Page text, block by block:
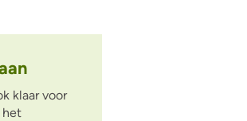
klaar voor
het